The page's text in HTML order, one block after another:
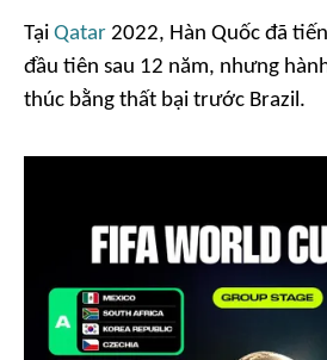
Tại Qatar 2022, Hàn Quốc đã
đầu tiên sau 12 năm, nhưng
thúc bằng thất bại trước Brazil.